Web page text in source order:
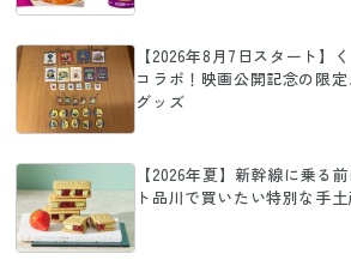
【2026年8月7日スタート】
コラボ！映画公開記念の限
グッズ
【2026年夏】新幹線に乗る
ト品川で買いたい特別な手土